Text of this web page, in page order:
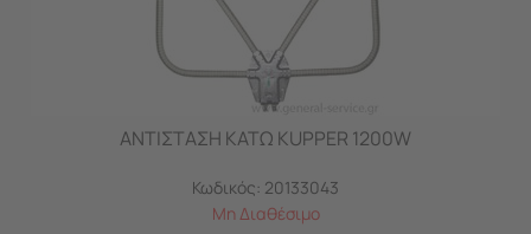
ΑΝΤΙΣΤΑΣΗ ΚΑΤΩ KUPPER 1200W
Κωδικός: 20133043
Μη Διαθέσιμο